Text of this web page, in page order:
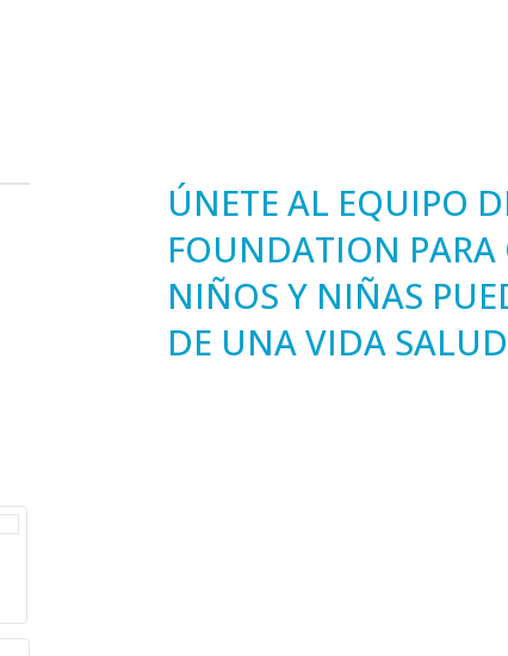
ÚNETE AL EQUIPO
FOUNDATION PARA
NIÑOS Y NIÑAS
DE UNA VIDA